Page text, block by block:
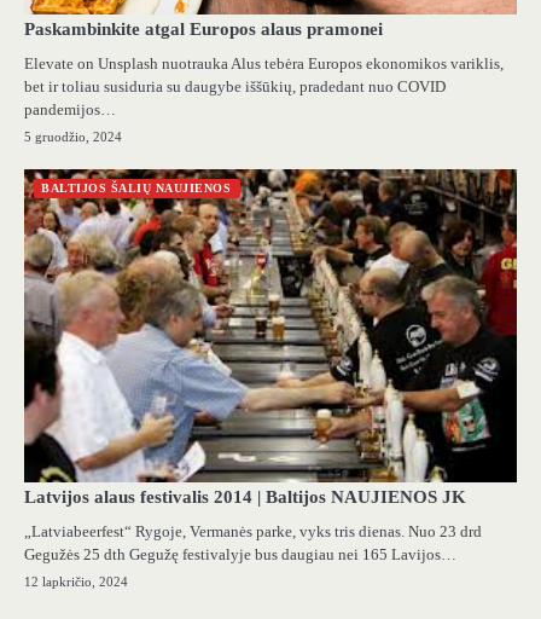
Paskambinkite atgal Europos alaus pramonei
Elevate on Unsplash nuotrauka Alus tebėra Europos ekonomikos variklis,
bet ir toliau susiduria su daugybe iššūkių, pradedant nuo COVID
pandemijos…
5 gruodžio, 2024
BALTIJOS ŠALIŲ NAUJIENOS
Latvijos alaus festivalis 2014 | Baltijos NAUJIENOS JK
„Latviabeerfest“ Rygoje, Vermanės parke, vyks tris dienas. Nuo 23 drd
Gegužės 25 dth Gegužę festivalyje bus daugiau nei 165 Lavijos…
12 lapkričio, 2024